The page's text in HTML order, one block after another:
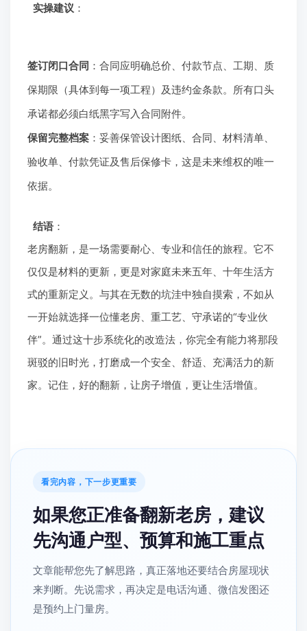
实操建议 ：
签订闭口合同 ：合同应明确总价、付款节点、工期、质
保期限（具体到每一项工程）及违约金条款。所有口头
承诺都必须白纸黑字写入合同附件。
保留完整档案 ：妥善保管设计图纸、合同、材料清单、
验收单、付款凭证及售后保修卡，这是未来维权的唯一
依据。
结语：
老房翻新，是一场需要耐心、专业和信任的旅程。它不
仅仅是材料的更新，更是对家庭未来五年、十年生活方
式的重新定义。与其在无数的坑洼中独自摸索，不如从
一开始就选择一位懂老房、重工艺、守承诺的“专业伙
伴”。通过这十步系统化的改造法，你完全有能力将那段
斑驳的旧时光，打磨成一个安全、舒适、充满活力的新
家。记住，好的翻新，让房子增值，更让生活增值。
看完内容，下一步更重要
如果您正准备翻新老房，建议
先沟通户型、预算和施工重点
文章能帮您先了解思路，真正落地还要结合房屋现状
来判断。先说需求，再决定是电话沟通、微信发图还
是预约上门量房。